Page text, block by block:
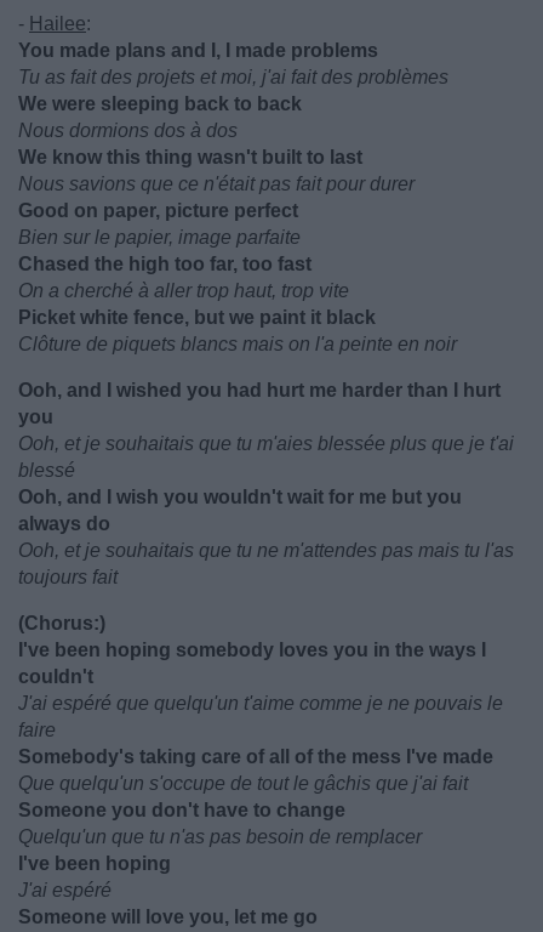
- Hailee:
You made plans and I, I made problems
Tu as fait des projets et moi, j'ai fait des problèmes
We were sleeping back to back
Nous dormions dos à dos
We know this thing wasn't built to last
Nous savions que ce n'était pas fait pour durer
Good on paper, picture perfect
Bien sur le papier, image parfaite
Chased the high too far, too fast
On a cherché à aller trop haut, trop vite
Picket white fence, but we paint it black
Clôture de piquets blancs mais on l'a peinte en noir
Ooh, and I wished you had hurt me harder than I hurt
you
Ooh, et je souhaitais que tu m'aies blessée plus que je t'ai
blessé
Ooh, and I wish you wouldn't wait for me but you
always do
Ooh, et je souhaitais que tu ne m'attendes pas mais tu l'as
toujours fait
(Chorus:)
I've been hoping somebody loves you in the ways I
couldn't
J'ai espéré que quelqu'un t'aime comme je ne pouvais le
faire
Somebody's taking care of all of the mess I've made
Que quelqu'un s'occupe de tout le gâchis que j'ai fait
Someone you don't have to change
Quelqu'un que tu n'as pas besoin de remplacer
I've been hoping
J'ai espéré
Someone will love you, let me go